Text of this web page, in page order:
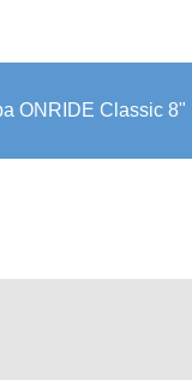
ONRIDE Classic 8"